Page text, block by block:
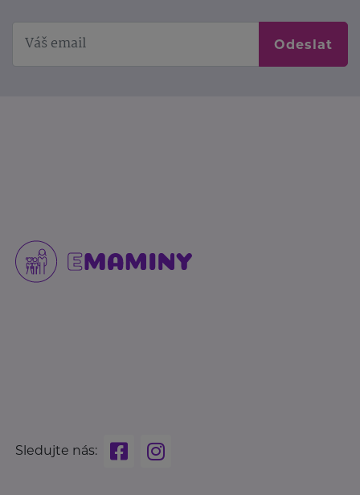
Odeslat
Sledujte nás: